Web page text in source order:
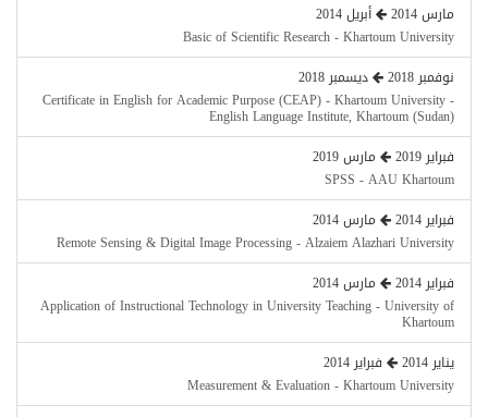
مارس 2014
أبريل 2014
Basic of Scientific Research - Khartoum University
نوفمبر 2018
ديسمبر 2018
Certificate in English for Academic Purpose (CEAP) - Khartoum University -
English Language Institute, Khartoum (Sudan)
فبراير 2019
مارس 2019
SPSS - AAU Khartoum
فبراير 2014
مارس 2014
Remote Sensing & Digital Image Processing - Alzaiem Alazhari University
فبراير 2014
مارس 2014
Application of Instructional Technology in University Teaching - University of
Khartoum
يناير 2014
فبراير 2014
Measurement & Evaluation - Khartoum University